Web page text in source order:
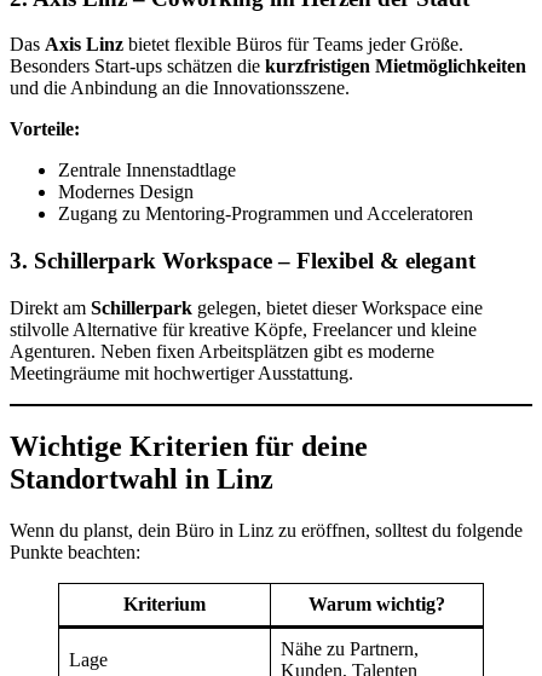
Das Axis Linz bietet flexible Büros für Teams jeder Größe.
Besonders Start-ups schätzen die kurzfristigen Mietmöglichkeiten
und die Anbindung an die Innovationsszene.
Vorteile:
Zentrale Innenstadtlage
Modernes Design
Zugang zu Mentoring-Programmen und Acceleratoren
3. Schillerpark Workspace – Flexibel & elegant
Direkt am Schillerpark gelegen, bietet dieser Workspace eine
stilvolle Alternative für kreative Köpfe, Freelancer und kleine
Agenturen. Neben fixen Arbeitsplätzen gibt es moderne
Meetingräume mit hochwertiger Ausstattung.
Wichtige Kriterien für deine
Standortwahl in Linz
Wenn du planst, dein Büro in Linz zu eröffnen, solltest du folgende
Punkte beachten:
Kriterium Warum wichtig?
Lage
Nähe zu Partnern,
Kunden, Talenten